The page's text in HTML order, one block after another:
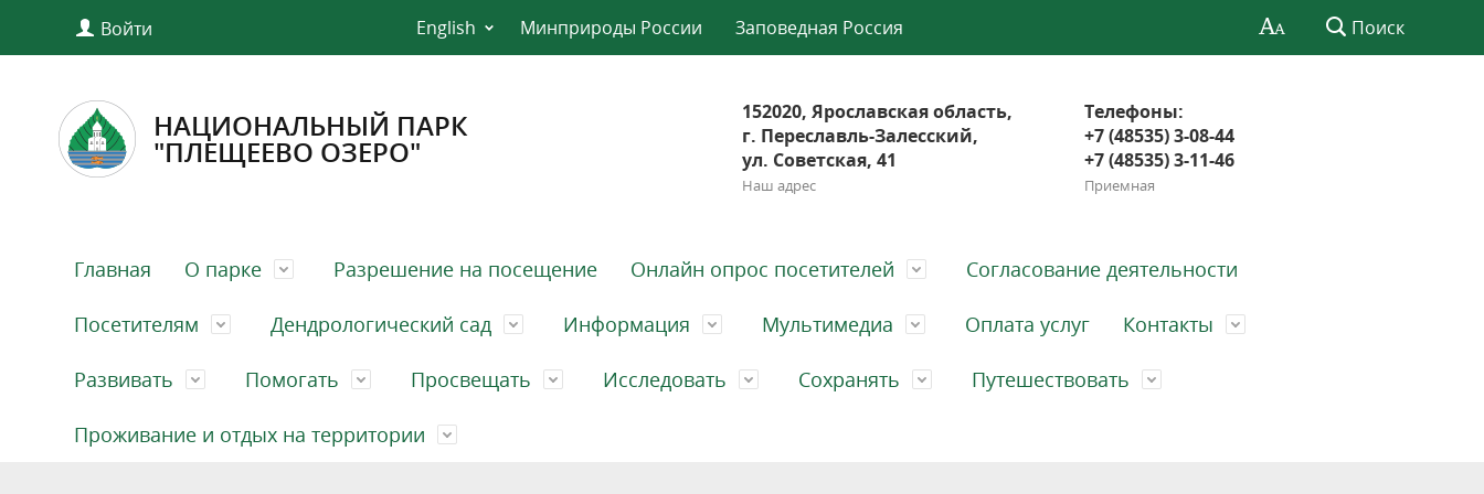
Войти English Минприроды России Заповедная Россия Поиск
НАЦИОНАЛЬНЫЙ ПАРК
"ПЛЕЩЕЕВО ОЗЕРО"
152020, Ярославская область,
г. Переславль-Залесский,
ул. Советская, 41
Наш адрес
Телефоны:
+7 (48535) 3-08-44
+7 (48535) 3-11-46
Приемная
Главная О парке Разрешение на посещение Онлайн опрос посетителей Согласование деятельности
Посетителям Дендрологический сад Информация Мультимедиа Оплата услуг Контакты
Развивать Помогать Просвещать Исследовать Сохранять Путешествовать
Проживание и отдых на территории